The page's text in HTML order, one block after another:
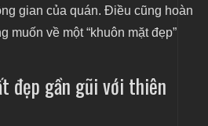
gian của quán. Điều cũng hoàn
muốn về một “khuôn mặt đẹp”
đẹp gần gũi với thiên